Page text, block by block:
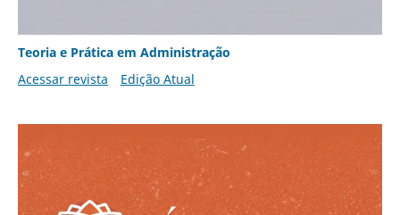
Teoria e Prática em Administração
Acessar revista
Edição Atual